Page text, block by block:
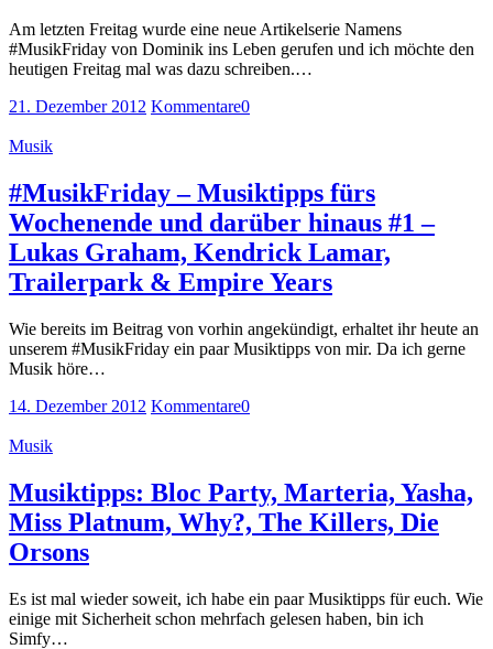
Am letzten Freitag wurde eine neue Artikelserie Namens
#MusikFriday von Dominik ins Leben gerufen und ich möchte den
heutigen Freitag mal was dazu schreiben.…
21. Dezember 2012 Kommentare0
Musik
#MusikFriday – Musiktipps fürs
Wochenende und darüber hinaus #1 –
Lukas Graham, Kendrick Lamar,
Trailerpark & Empire Years
Wie bereits im Beitrag von vorhin angekündigt, erhaltet ihr heute an
unserem #MusikFriday ein paar Musiktipps von mir. Da ich gerne
Musik höre…
14. Dezember 2012 Kommentare0
Musik
Musiktipps: Bloc Party, Marteria, Yasha,
Miss Platnum, Why?, The Killers, Die
Orsons
Es ist mal wieder soweit, ich habe ein paar Musiktipps für euch. Wie
einige mit Sicherheit schon mehrfach gelesen haben, bin ich
Simfy…